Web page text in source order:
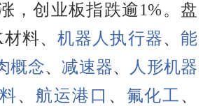
，创业板指跌逾1%。盘
料、 机器人执行器、能
概念、减速器、
人形机器
、 航运港口 、 氟化工、